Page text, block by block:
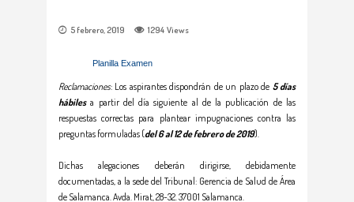
5 febrero, 2019 1294 Views
Planilla Examen
Reclamaciones: Los aspirantes dispondrán de un plazo de 5 días
hábilesa partir del día siguiente al de la publicación de las
respuestas correctas para plantear impugnaciones contra las
preguntas formuladas (del 6 al 12 de febrero de 2019).
Dichas alegaciones deberán dirigirse, debidamente
documentadas, a la sede del Tribunal: Gerencia de Salud de Área
de Salamanca. Avda. Mirat, 28-32. 37001 Salamanca.